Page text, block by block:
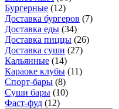
Бургерные (12)
Доставка бургеров (7)
Доставка еды (34)
Доставка пиццы (26)
Доставка суши (27)
Кальянные (14)
Караоке клубы (11)
Спорт-бары (8)
Суши бары (10)
Фаст-фуд (12)